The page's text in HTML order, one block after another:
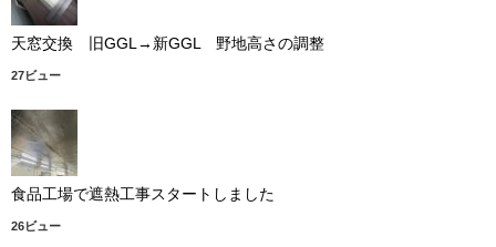
天窓交換 旧GGL→新GGL 野地高さの調整
27ビュー
食品工場で遮熱工事スタートしました
26ビュー